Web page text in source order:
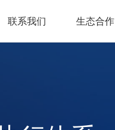
联系我们 生态合作